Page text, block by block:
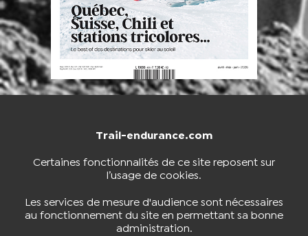
Trail-endurance.com
Certaines fonctionnalités de ce site reposent sur
l’usage de cookies.
Les services de mesure d'audience sont nécessaires
au fonctionnement du site en permettant sa bonne
administration.
NOUS CONTACTER BOUTIQUE